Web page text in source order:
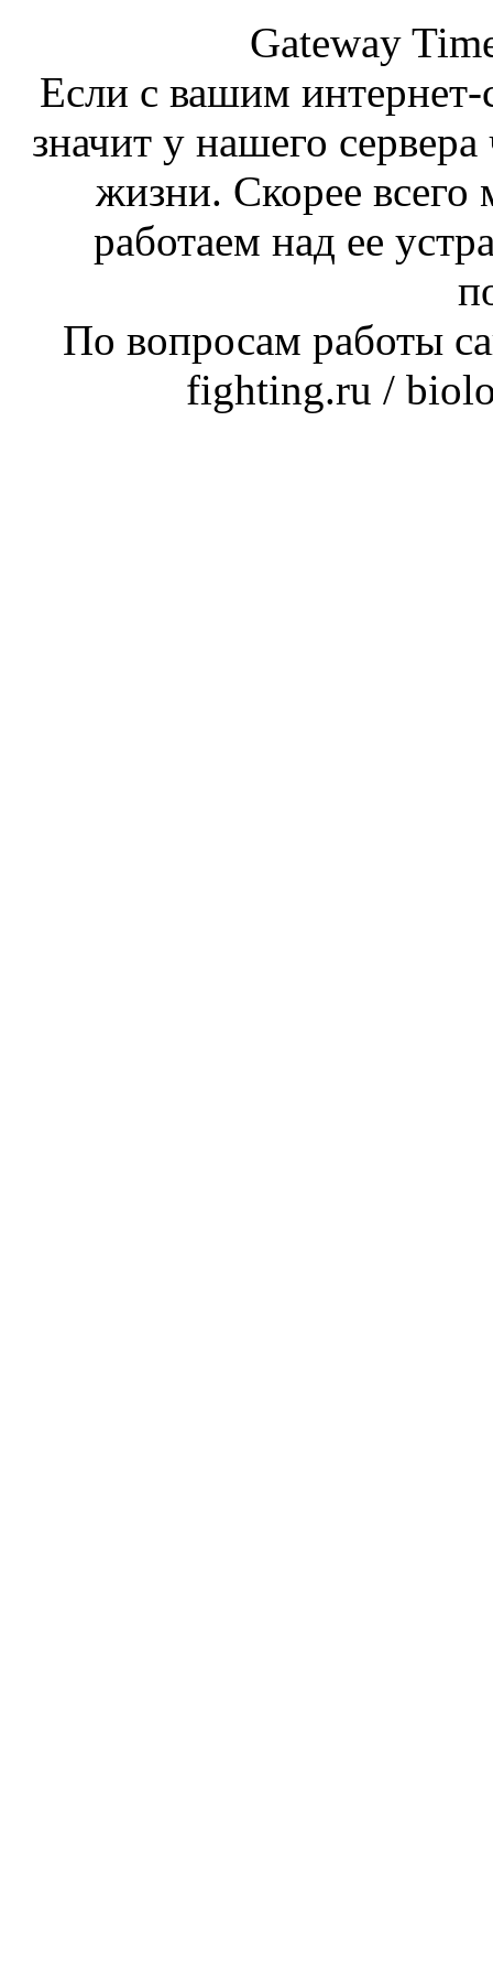
Gateway
Если с вашим интернет-
значит у нашего
жизни. Скорее
работаем над ее
По вопросам работы
fighting.ru /